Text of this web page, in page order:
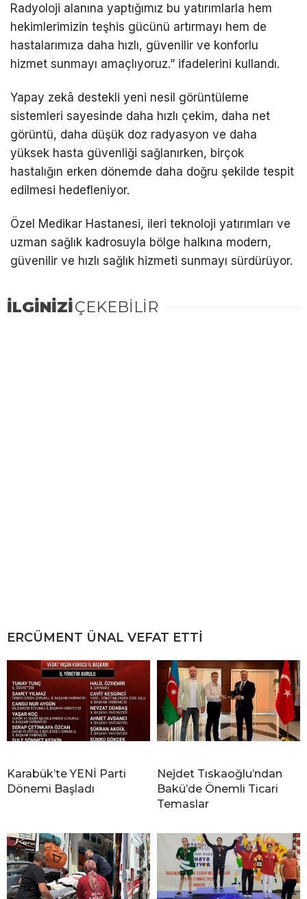
Radyoloji alanına yaptığımız bu yatırımlarla hem
hekimlerimizin teşhis gücünü artırmayı hem de
hastalarımıza daha hızlı, güvenilir ve konforlu
hizmet sunmayı amaçlıyoruz.” ifadelerini kullandı.
Yapay zekâ destekli yeni nesil görüntüleme
sistemleri sayesinde daha hızlı çekim, daha net
görüntü, daha düşük doz radyasyon ve daha
yüksek hasta güvenliği sağlanırken, birçok
hastalığın erken dönemde daha doğru şekilde tespit
edilmesi hedefleniyor.
Özel Medikar Hastanesi, ileri teknoloji yatırımları ve
uzman sağlık kadrosuyla bölge halkına modern,
güvenilir ve hızlı sağlık hizmeti sunmayı sürdürüyor.
İLGİNİZİÇEKEBİLİR
ERCÜMENT ÜNAL VEFAT ETTİ
Karabük’te YENİ Parti
Dönemi Başladı
Nejdet Tıskaoğlu’ndan
Bakü’de Önemli Ticari
Temaslar